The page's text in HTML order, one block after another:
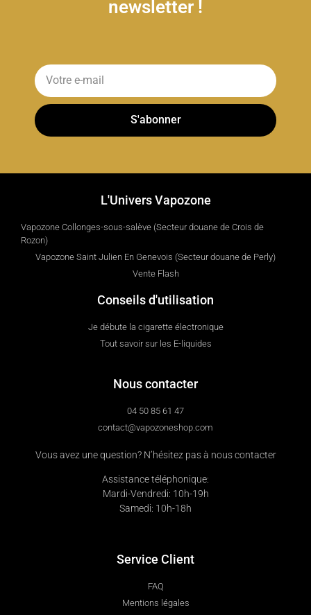
newsletter !
S'abonner
L'Univers Vapozone
Vapozone Collonges-sous-salève (Secteur douane de Crois de
Rozon)
Vapozone Saint Julien En Genevois (Secteur douane de Perly)
Vente Flash
Conseils d'utilisation
Je débute la cigarette électronique
Tout savoir sur les E-liquides
Nous contacter
04 50 85 61 47
contact@vapozoneshop.com
Vous avez une question? N’hésitez pas à nous contacter
Assistance téléphonique:
Mardi-Vendredi: 10h-19h
Samedi: 10h-18h
Service Client
FAQ
Mentions légales